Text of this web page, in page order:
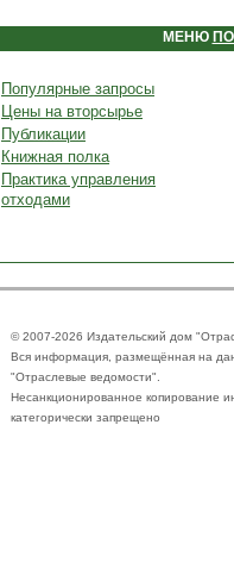
МЕНЮ
Популярные запросы
Цены на вторсырье
Публикации
Книжная полка
Практика управления
отходами
© 2007-2026 Издательский дом
Вся информация, размещённая на
"Отраслевые ведомости".
Несанкционированное копирование
категорически запрещено